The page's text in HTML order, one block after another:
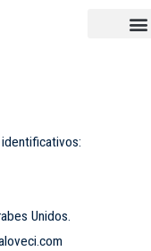
Unidos.